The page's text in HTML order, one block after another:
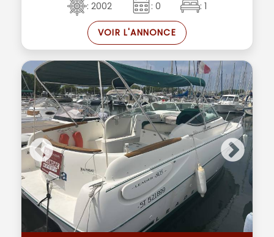
: 2002
: 0 : 1
VOIR L'ANNONCE